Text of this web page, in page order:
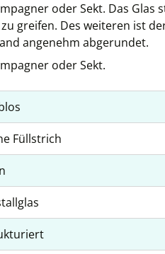
oder Sekt. Das
greifen. Des weiteren ist
angenehm abgerundet.
oder Sekt.
Füllstrich